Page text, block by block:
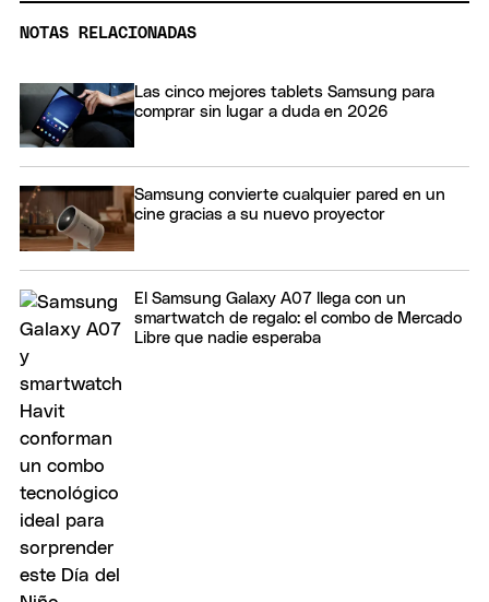
NOTAS RELACIONADAS
Las cinco mejores tablets Samsung para
comprar sin lugar a duda en 2026
Samsung convierte cualquier pared en un
cine gracias a su nuevo proyector
El Samsung Galaxy A07 llega con un
smartwatch de regalo: el combo de Mercado
Libre que nadie esperaba